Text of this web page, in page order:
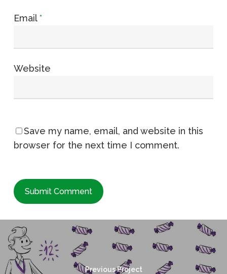
Email*
Website
Save my name, email, and website in this
browser for the next time I comment.
Previous Project